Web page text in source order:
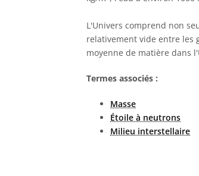
L'Univers comprend non
relativement vide entre les
moyenne de matière dans
Termes associés :
Masse
Étoile à neutrons
Milieu interstellaire